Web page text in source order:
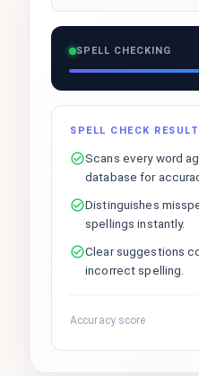
SPELL CHECKING
SPELL CHECK
Scans every word
database for
Distinguishes
spellings instantly.
Clear suggestions
incorrect spelling.
Accuracy score